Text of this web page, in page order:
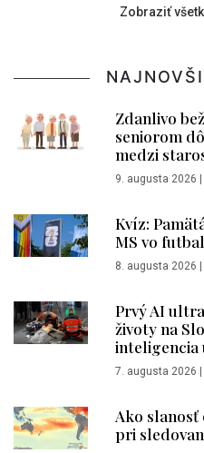
Zobraziť
Zdanlivo
seniorom
medzi
9. augusta 2026
Kvíz:
MS vo
8. augusta 2026
Prvý AI
životy na
inteligencia
7. augusta 2026
Ako
pri